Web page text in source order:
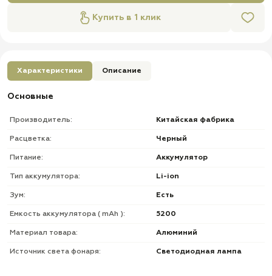
Купить в 1 клик
Характеристики Описание
Основные
Производитель: Китайская фабрика
Расцветка: Черный
Питание: Аккумулятор
Тип аккумулятора: Li-ion
Зум: Есть
Емкость аккумулятора ( mAh ): 5200
Материал товара: Алюминий
Источник света фонаря: Светодиодная лампа